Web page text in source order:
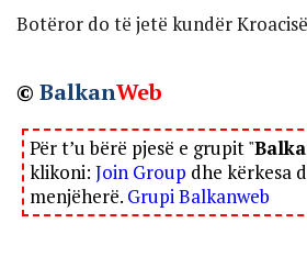
Botëror do të jetë kundër
© BalkanWeb
Për t’u bërë pjesë e grupit "
klikoni: Join Group dhe kërkesa
menjëherë. Grupi Balkanweb